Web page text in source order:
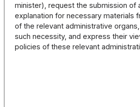
minister), request the submission of
explanation for necessary materials
of the relevant administrative
such necessity, and express their
policies of these relevant